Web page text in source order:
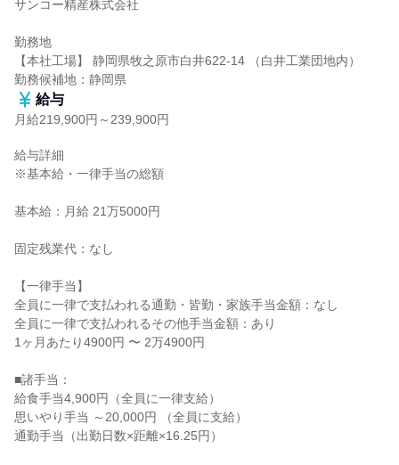
サンコー精産株式会社
勤務地
【本社工場】 静岡県牧之原市白井622-14 （白井工業団地内）
勤務候補地：静岡県
給与
月給219,900円～239,900円
給与詳細
※基本給・一律手当の総額
基本給：月給 21万5000円
固定残業代：なし
【一律手当】
全員に一律で支払われる通勤・皆勤・家族手当金額：なし
全員に一律で支払われるその他手当金額：あり
1ヶ月あたり4900円 〜 2万4900円
■諸手当：
給食手当4,900円（全員に一律支給）
思いやり手当 ～20,000円 （全員に支給）
通勤手当（出勤日数×距離×16.25円）